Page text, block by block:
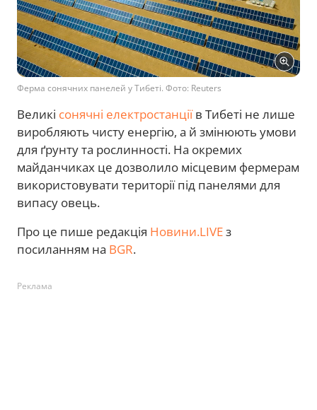
Ферма сонячних панелей у Тибеті. Фото: Reuters
Великі сонячні електростанціїв Тибеті не лише
виробляють чисту енергію, а й змінюють умови
для ґрунту та рослинності. На окремих
майданчиках це дозволило місцевим фермерам
використовувати території під панелями для
випасу овець.
Про це пише редакція Новини.LIVEз
посиланням на BGR.
Реклама